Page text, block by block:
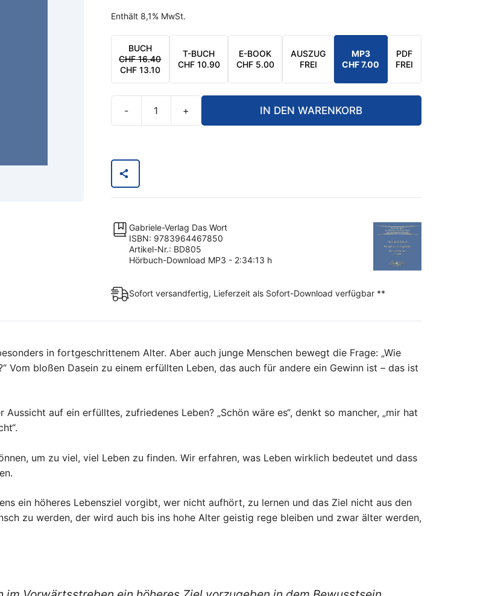
Enthält 8,1% MwSt.
BUCH
CHF16.40
URSPRÜNGLICHER
PREIS
WAR:
CHF 16.40
CHF13.10
AKTUELLER
PREIS
IST:
CHF 13.10.
T-BUCH
CHF10.90
E-BOOK
CHF5.00
AUSZUG
FREI
MP3
CHF7.00
PDF
FREI
-
viel
Leben
+ IN DEN WARENKORB
Gabriele-Verlag Das Wort
ISBN: 9783964467850
Artikel-Nr.: BD805
Hörbuch-Download MP3 - 2:34:13 h
Sofort versandfertig, Lieferzeit als Sofort-Download verfügbar **
in fortgeschrittenem Alter. Aber auch junge Menschen bewegt die Frage: „Wie
Vom bloßen Dasein zu einem erfüllten Leben, das auch für andere ein Gewinn ist – das ist
auf ein erfülltes, zufriedenes Leben? „Schön wäre es“, denkt so mancher, „mir hat
um zu viel, viel Leben zu finden. Wir erfahren, was Leben wirklich bedeutet und dass
ein höheres Lebensziel vorgibt, wer nicht aufhört, zu lernen und das Ziel nicht aus den
zu werden, der wird auch bis ins hohe Alter geistig rege bleiben und zwar älter werden,